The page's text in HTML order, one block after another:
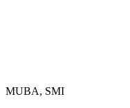
MUBA, SMI